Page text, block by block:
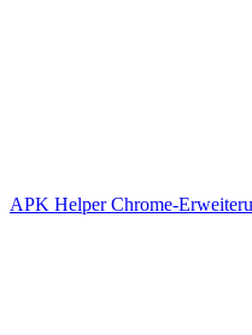
APK Helper Chrome-